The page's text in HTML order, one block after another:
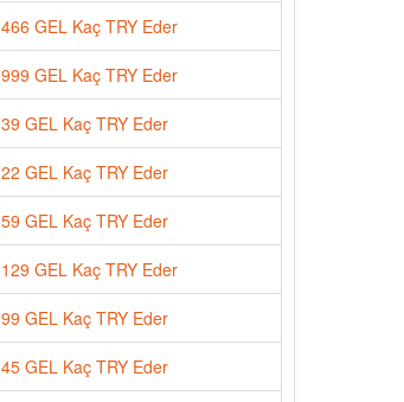
466 GEL Kaç TRY Eder
999 GEL Kaç TRY Eder
39 GEL Kaç TRY Eder
22 GEL Kaç TRY Eder
59 GEL Kaç TRY Eder
129 GEL Kaç TRY Eder
99 GEL Kaç TRY Eder
45 GEL Kaç TRY Eder